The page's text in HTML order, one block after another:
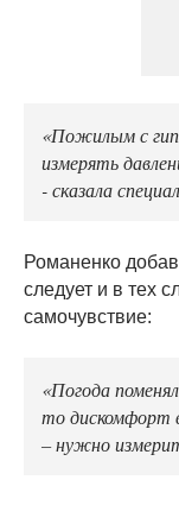
«Пожилым с
измерять
- сказала
Романенко
следует и в тех
самочувствие:
«Погода
то дискомфорт
– нужно